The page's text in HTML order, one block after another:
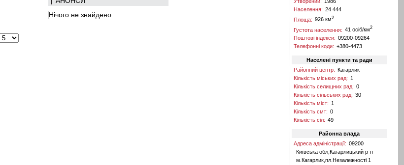
Населення: 24 444
Площа: 926 км2
Густота населення: 41 осіб/км2
Поштові індекси: 09200-09264
Телефонні коди: +380-4473
Населені пункти та ради
Районний центр:
Кагарлик
Кількість міських рад: 1
Кількість селищних рад: 0
Кількість сільських рад: 30
Кількість міст: 1
Кількість смт: 0
Кількість сіл: 49
Районна влада
Адреса адміністрації: 09200
Київська обл,Кагарлицький р-н
м.Кагарлик,пл.Незалежності 1
Нічого не знайдено